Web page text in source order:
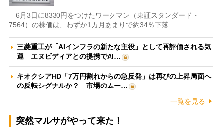
6月3日に8330円をつけたワークマン（東証スタンダード・
7564）の株価は、わずか1カ月あまりで約34％下落…
三菱重工が「AIインフラの新たな主役」として再評価される気
運 エヌビディアとの提携でAI…
キオクシアHD「7万円割れからの急反発」は再びの上昇局面へ
の反転シグナルか？ 市場のムー…
一覧を見る
突然マルサがやって来た！